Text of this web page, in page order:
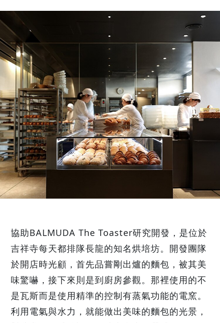
協助BALMUDA The Toaster研究開發，是位於
吉祥寺每天都排隊長龍的知名烘培坊。開發團隊
於開店時光顧，首先品嘗剛出爐的麵包，被其美
味驚嚇，接下來則是到廚房參觀。那裡使用的不
是瓦斯而是使用精準的控制有蒸氣功能的電窯。
利用電氣與水力，就能做出美味的麵包的光景，